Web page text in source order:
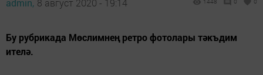
admin, 8 август 2020 - 19:14
Бу рубрикада Мөслимнең ретро фотолары тәкъдим
ителә.